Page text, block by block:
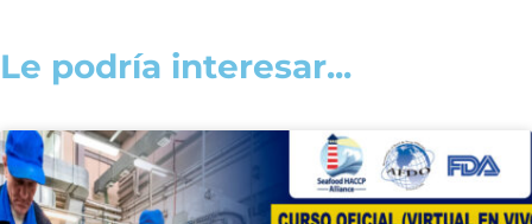
Le podría interesar...